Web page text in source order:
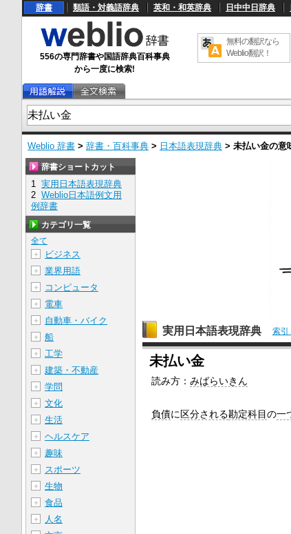
辞書 類語・対義語辞典 英和・和英辞典 日中中日辞典
556の専門辞書や国語辞典百科事典
から一度に検索!
無料の翻訳なら
Weblio翻訳！
Weblio 辞書 > 辞書・百科事典 > 日本語表現辞典 > 未払い金の意
実用日本語表現辞典 索引
未払い金
読み方： みばらいきん
負債に 区分される勘定科目の一
辞書ショートカット
1 実用日本語表現辞典
2 Weblio日本語例文用
例辞書
カテゴリ一覧
全て
＋
ビジネス
＋ 業界用語
＋ コンピュータ
＋ 電車
＋ 自動車・バイク
＋ 船
＋ 工学
＋ 建築・不動産
＋ 学問
＋ 文化
＋ 生活
＋ ヘルスケア
＋ 趣味
＋ スポーツ
＋ 生物
＋ 食品
＋ 人名